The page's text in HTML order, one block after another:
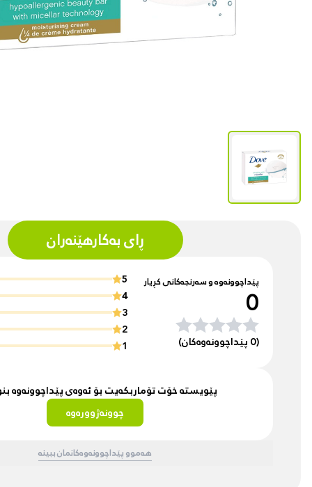
ڕای بەکارهێنەران
پێداچوونەوە و سەرنجەکانی کڕیار
0
(0 پێداچوونەوەکان)
5
4
3
2
1
پێویستە خۆت تۆماربکەیت بۆ ئەوەی پێداچوونەوە
چوونەژوورەوە
هەموو پێداچوونەوەکانمان ببینە